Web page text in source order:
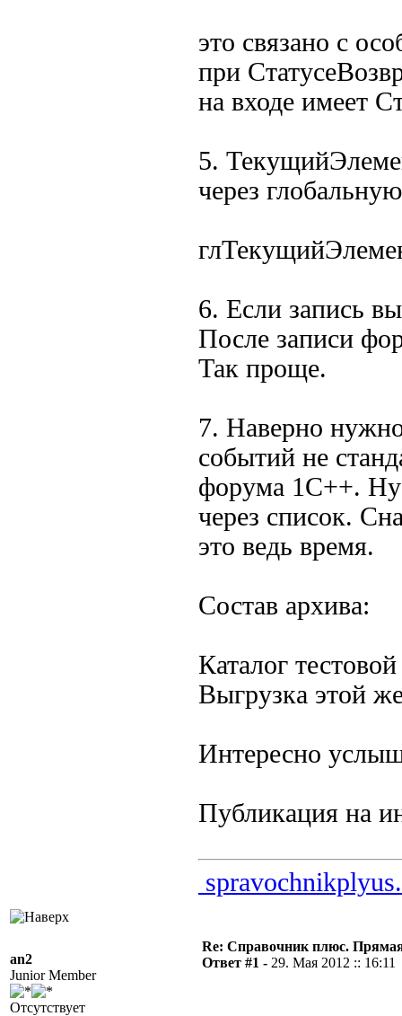
это связано с
при
на входе имеет
5.
через
6. Если запись
После записи
Так проще.
7. Наверно
событий не
форума 1C++. Ну
через список.
это ведь время.
Состав архива:
Каталог
Выгрузка этой
Интересно
Публикация на
an2
Junior Member
Отсутствует
Re: Справочник плюс.
Ответ #1 - 29. Мая 2012 :: 16:11